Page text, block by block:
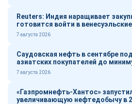
Reuters: Индия наращивает
готовится войти в
7 августа 2026
Саудовская нефть в сентябре
азиатских покупателей до
7 августа 2026
«Газпромнефть-Хантос»
увеличивающую нефтедобычу в